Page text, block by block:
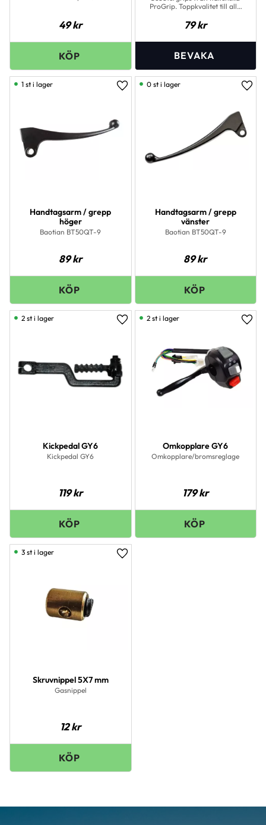
49kr
ProGrip. Toppkvalitet till alla
79kr
Handtagsarm / grepp
höger
Baotian BT50QT-9
89kr
Lägg till i favoriter
1 st i lager
Handtagsarm / grepp
vänster
Baotian BT50QT-9
89kr
0 st i lager
Kickpedal GY6
Kickpedal GY6
119kr
Lägg till i favoriter
2 st i lager
Omkopplare GY6
Omkopplare/bromsreglage
179kr
2 st i lager
Skruvnippel 5X7 mm
Gasnippel
12kr
Lägg till i favoriter
3 st i lager